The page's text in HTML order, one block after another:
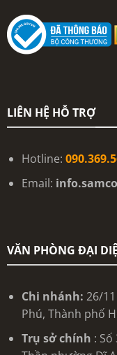
LIÊN HỆ HỖ TRỢ
Hotline:
Email:
VĂN PHÒNG ĐẠI
Chi nhánh: 26/
Phú, Thành phố
Trụ sở chính :